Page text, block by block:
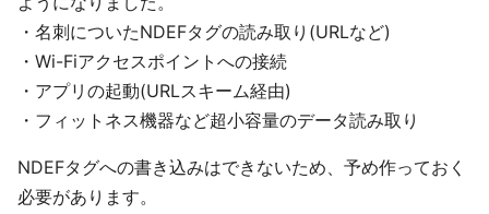
・名刺についたNDEFタグの読み取り(URLなど)
・Wi-Fiアクセスポイントへの接続
・アプリの起動(URLスキーム経由)
・フィットネス機器など超小容量のデータ読み取り
NDEFタグへの書き込みはできないため、予め作っておく
必要があります。